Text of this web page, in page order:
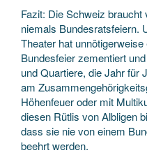
Fazit: Die Schweiz
niemals Bundesratsfeiern.
Theater hat
Bundesfeier zementiert
und Quartiere, die Jahr für
am
Höhenfeuer oder mit
diesen Rütlis von Albligen
dass sie nie von einem
beehrt werden.